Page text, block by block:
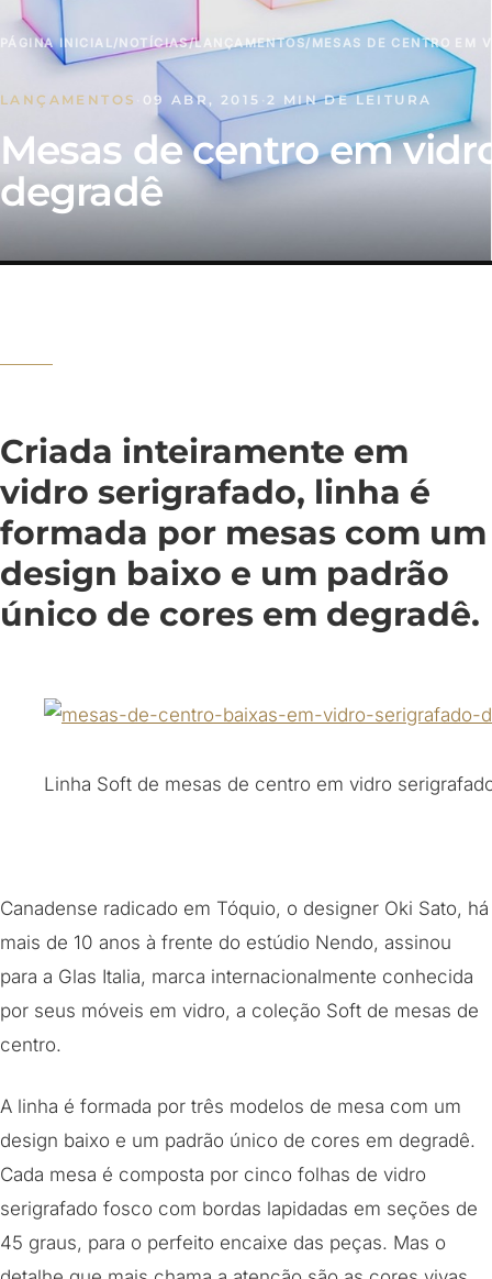
PÁGINA INICIAL/ NOTÍCIAS/LANÇAMENTOS/ MESAS DE CENTRO EM
LANÇAMENTOS 09 ABR, 2015 ·2 MIN DE LEITURA
Mesas de centro em
degradê
Criada inteiramente em
vidro serigrafado, linha é
formada por mesas com um
design baixo e um padrão
único de cores em degradê.
Linha Soft de mesas de centro em vidro
Canadense radicado em Tóquio, o designer Oki Sato, há
mais de 10 anos à frente do estúdio Nendo, assinou
para a Glas Italia, marca internacionalmente conhecida
por seus móveis em vidro, a coleção Soft de mesas de
centro.
A linha é formada por três modelos de mesa com um
design baixo e um padrão único de cores em degradê.
Cada mesa é composta por cinco folhas de vidro
serigrafado fosco com bordas lapidadas em seções de
45 graus, para o perfeito encaixe das peças. Mas o